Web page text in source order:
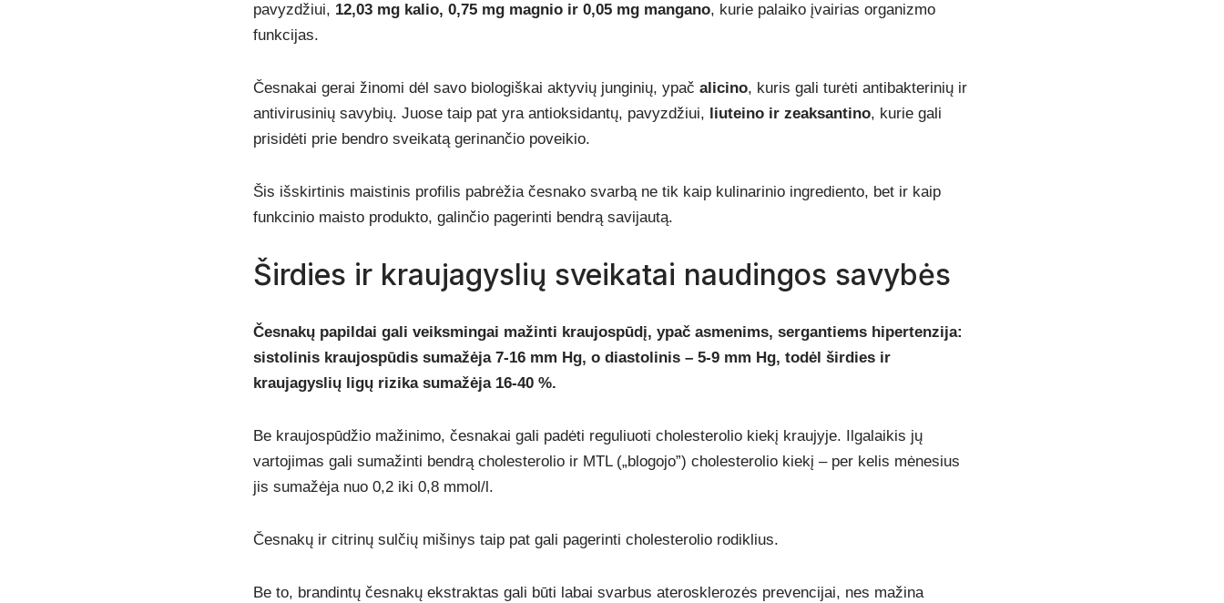
pavyzdžiui, 12,03 mg kalio, 0,75 mg magnio ir 0,05 mg mangano, kurie palaiko įvairias organizmo
funkcijas.
Česnakai gerai žinomi dėl savo biologiškai aktyvių junginių, ypač alicino, kuris gali turėti antibakterinių ir
antivirusinių savybių. Juose taip pat yra antioksidantų, pavyzdžiui,
liuteino ir zeaksantino, kurie gali
prisidėti prie bendro sveikatą gerinančio poveikio.
Šis išskirtinis maistinis profilis pabrėžia česnako svarbą ne tik kaip kulinarinio ingrediento, bet ir kaip
funkcinio maisto produkto, galinčio pagerinti bendrą savijautą.
Širdies ir kraujagyslių sveikatai naudingos savybės
Česnakų papildai gali veiksmingai mažinti kraujospūdį, ypač asmenims, sergantiems hipertenzija:
sistolinis kraujospūdis sumažėja 7-16 mm Hg, o diastolinis – 5-9 mm Hg, todėl širdies ir
kraujagyslių ligų rizika sumažėja 16-40 %.
Be kraujospūdžio mažinimo, česnakai gali padėti reguliuoti cholesterolio kiekį kraujyje. Ilgalaikis jų
vartojimas gali sumažinti bendrą cholesterolio ir MTL („blogojo”) cholesterolio kiekį – per kelis mėnesius
jis sumažėja nuo 0,2 iki 0,8 mmol/l.
Česnakų ir citrinų sulčių mišinys taip pat gali pagerinti cholesterolio rodiklius.
Be to, brandintų česnakų ekstraktas gali būti labai svarbus aterosklerozės prevencijai, nes mažina